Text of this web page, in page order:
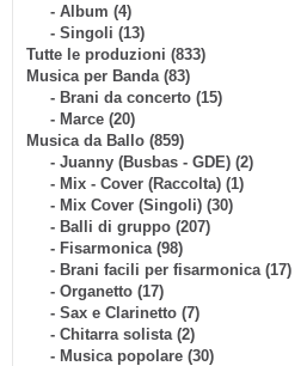
- Album (4)
- Singoli (13)
Tutte le produzioni (833)
Musica per Banda (83)
- Brani da concerto (15)
- Marce (20)
Musica da Ballo (859)
- Juanny (Busbas - GDE) (2)
- Mix - Cover (Raccolta) (1)
- Mix Cover (Singoli) (30)
- Balli di gruppo (207)
- Fisarmonica (98)
- Brani facili per fisarmonica (17)
- Organetto (17)
- Sax e Clarinetto (7)
- Chitarra solista (2)
- Musica popolare (30)